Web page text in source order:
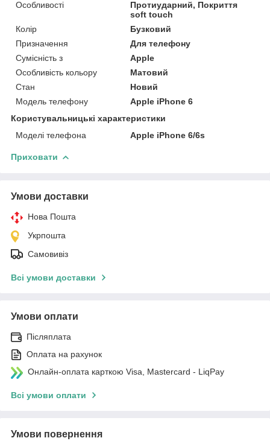
Особливості
Протиударний, Покриття
soft touch
Колір
Бузковий
Призначення
Для телефону
Сумісність з
Apple
Особливість кольору
Матовий
Стан
Новий
Модель телефону
Apple iPhone 6
Користувальницькі характеристики
Моделі телефона
Apple iPhone 6/6s
Приховати
Умови доставки
Нова Пошта
Укрпошта
Самовивіз
Всі умови доставки
Умови оплати
Післяплата
Оплата на рахунок
Онлайн-оплата карткою Visa, Mastercard - LiqPay
Всі умови оплати
Умови повернення